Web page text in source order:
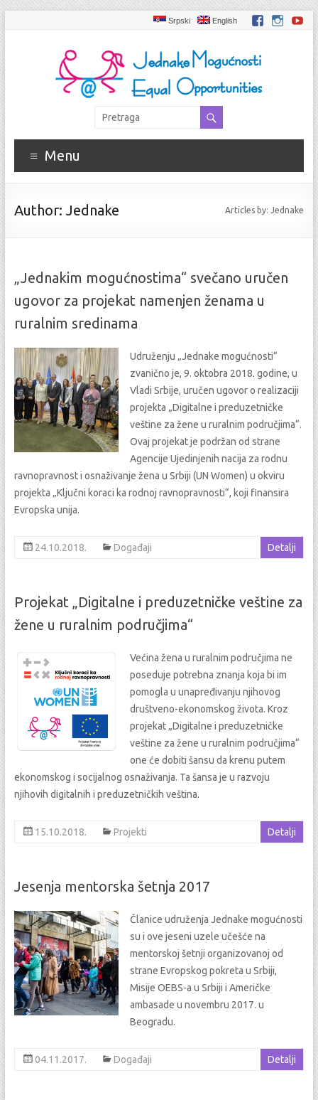
Srpski English
Menu
Author: Jednake Articles by: Jednake
„Jednakim mogućnostima“ svečano uručen
ugovor za projekat namenjen ženama u
ruralnim sredinama
Udruženju „Jednake mogućnosti“
zvanično je, 9. oktobra 2018. godine, u
Vladi Srbije, uručen ugovor o realizaciji
projekta „Digitalne i preduzetničke
veštine za žene u ruralnim područjima“.
Ovaj projekat je podržan od strane
Agencije Ujedinjenih nacija za rodnu
ravnopravnost i osnaživanje žena u Srbiji (UN Women) u okviru
projekta „Ključni koraci ka rodnoj ravnopravnosti“, koji finansira
Evropska unija.
24.10.2018. Događaji Detalji
Projekat „Digitalne i preduzetničke veštine za
žene u ruralnim područjima“
Većina žena u ruralnim područjima ne
poseduje potrebna znanja koja bi im
pomogla u unapređivanju njihovog
društveno-ekonomskog života. Kroz
projekat „Digitalne i preduzetničke
veštine za žene u ruralnim područjima“
one će dobiti šansu da krenu putem
ekonomskog i socijalnog osnaživanja. Ta šansa je u razvoju
njihovih digitalnih i preduzetničkih veština.
15.10.2018. Projekti Detalji
Jesenja mentorska šetnja 2017
Članice udruženja Jednake mogućnosti
su i ove jeseni uzele učešće na
mentorskoj šetnji organizovanoj od
strane Evropskog pokreta u Srbiji,
Misije OEBS-a u Srbiji i Američke
ambasade u novembru 2017. u
Beogradu.
04.11.2017. Događaji Detalji